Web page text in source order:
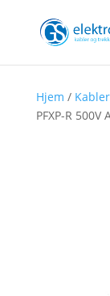
Hjem / Kabler
PFXP-R 500V